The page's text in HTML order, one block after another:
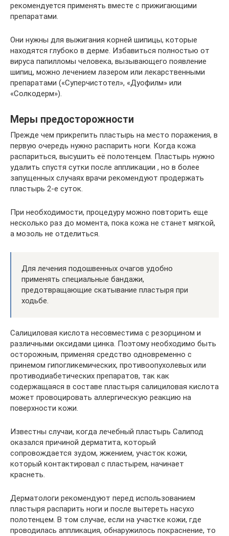
рекомендуется применять вместе с прижигающими
препаратами.
Они нужны для выжигания корней шипицы, которые
находятся глубоко в дерме. Избавиться полностью от
вируса папилломы человека, вызывающего появление
шипиц, можно лечением лазером или лекарственными
препаратами («Суперчистотел», «Дуофилм» или
«Солкодерм»).
Меры предосторожности
Прежде чем прикрепить пластырь на место поражения, в
первую очередь нужно распарить ноги. Когда кожа
распариться, высушить её полотенцем. Пластырь нужно
удалить спустя сутки после аппликации , но в более
запущенных случаях врачи рекомендуют продержать
пластырь 2-е суток.
При необходимости, процедуру можно повторить еще
несколько раз до момента, пока кожа не станет мягкой,
а мозоль не отделиться.
Для лечения подошвенных очагов удобно
применять специальные бандажи,
предотвращающие скатывание пластыря при
ходьбе.
Салициловая кислота несовместима с резорцином и
различными оксидами цинка. Поэтому необходимо быть
осторожным, применяя средство одновременно с
принемом гипогликемических, противоопухолевых или
противодиабетических препаратов, так как
содержащаяся в составе пластыря салициловая кислота
может провоцировать аллергическую реакцию на
поверхности кожи.
Известны случаи, когда лечебный пластырь Салипод
оказался причиной дерматита, который
сопровождается зудом, жжением, участок кожи,
который контактировал с пластырем, начинает
краснеть.
Дерматологи рекомендуют перед использованием
пластыря распарить ноги и после вытереть насухо
полотенцем. В том случае, если на участке кожи, где
проводилась аппликация, обнаружилось покраснение, то